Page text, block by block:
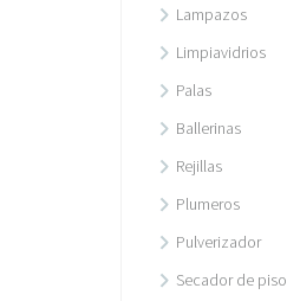
Lampazos
Limpiavidrios
Palas
Ballerinas
Rejillas
Plumeros
Pulverizador
Secador de piso